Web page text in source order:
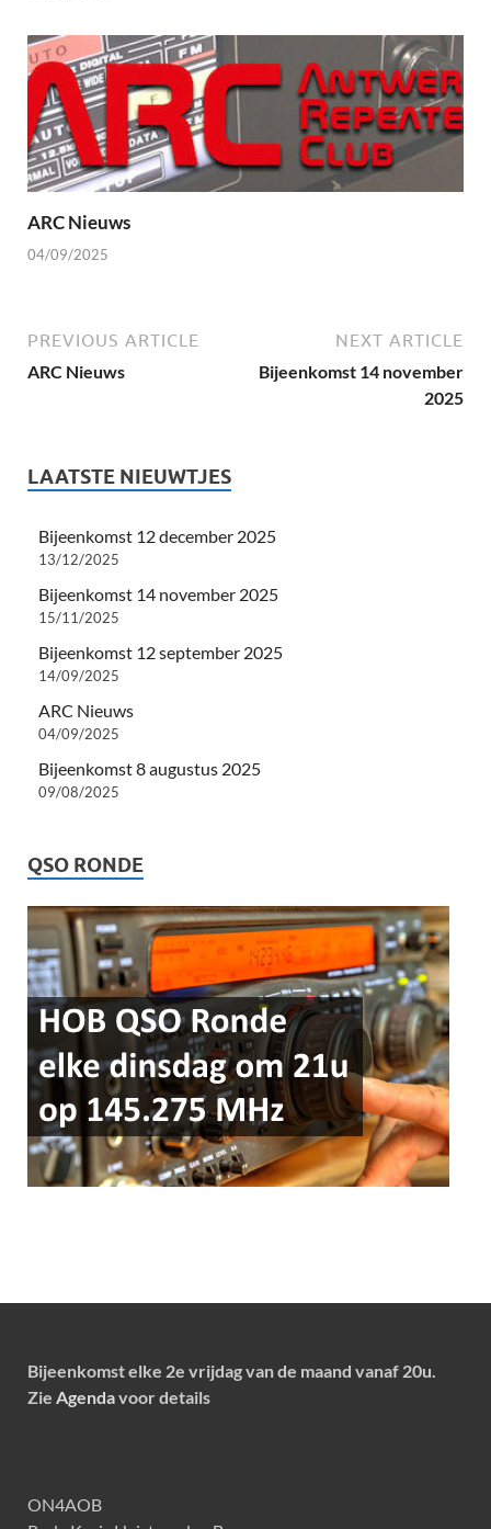
ARC Nieuws
04/09/2025
PREVIOUS ARTICLE
ARC Nieuws
NEXT ARTICLE
Bijeenkomst 14 november
2025
LAATSTE NIEUWTJES
Bijeenkomst 12 december 2025
13/12/2025
Bijeenkomst 14 november 2025
15/11/2025
Bijeenkomst 12 september 2025
14/09/2025
ARC Nieuws
04/09/2025
Bijeenkomst 8 augustus 2025
09/08/2025
QSO RONDE
Bijeenkomst elke 2e vrijdag van de maand vanaf 20u.
Zie Agendavoor details
ON4AOB